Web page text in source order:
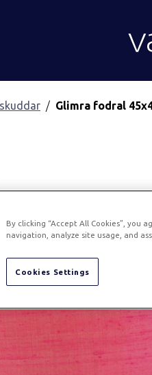
Glimra fodral
By clicking “Accept All Cookies”, you
navigation, analyze site usage, and
Cookies Settings